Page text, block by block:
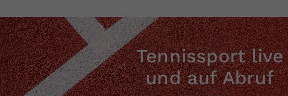
Tennissport live
und auf Abruf